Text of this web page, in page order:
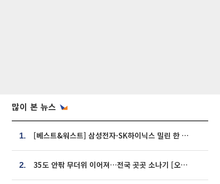
많이 본 뉴스
1. [베스트&워스트] 삼성전자·SK하이닉스 밀린 한 주…상상인증권은 85% 급등
2. 35도 안팎 무더위 이어져…전국 곳곳 소나기 [오늘 날씨]